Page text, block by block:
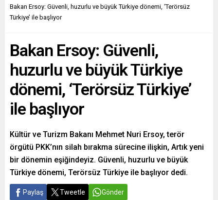
Bakan Ersoy: Güvenli, huzurlu ve büyük Türkiye dönemi, ‘Terörsüz
Türkiye’ ile başlıyor
Bakan Ersoy: Güvenli,
huzurlu ve büyük Türkiye
dönemi, ‘Terörsüz Türkiye’
ile başlıyor
Kültür ve Turizm Bakanı Mehmet Nuri Ersoy, terör
örgütü PKK’nın silah bırakma sürecine ilişkin, Artık yeni
bir dönemin eşiğindeyiz. Güvenli, huzurlu ve büyük
Türkiye dönemi, Terörsüz Türkiye ile başlıyor dedi.
Paylaş Tweetle Gönder